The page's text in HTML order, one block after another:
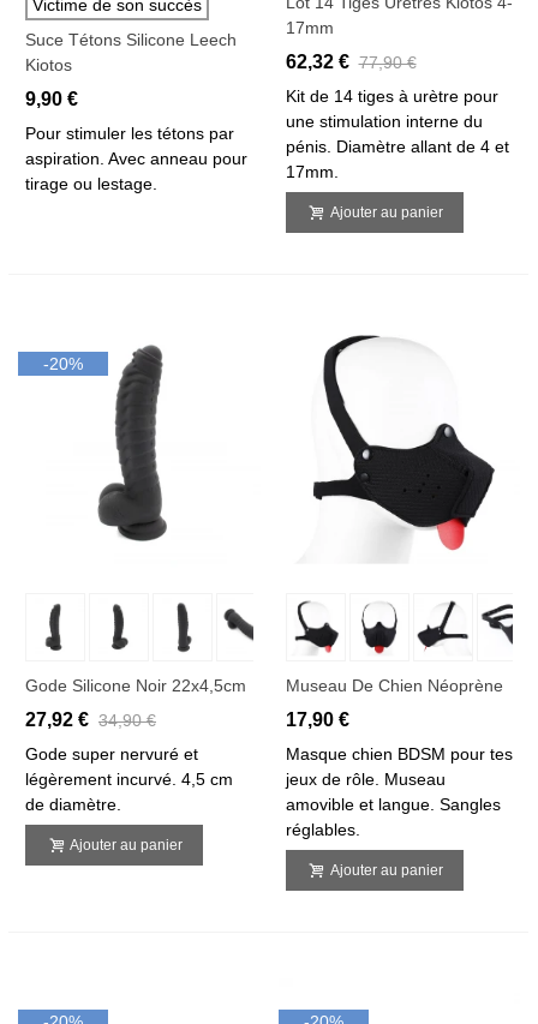
Victime de son succès
Suce Tétons Silicone Leech
Kiotos
9,90 €
Pour stimuler les tétons par
aspiration. Avec anneau pour
tirage ou lestage.
17mm
62,32 € 77,90 €
Kit de 14 tiges à urètre pour
une stimulation interne du
pénis. Diamètre allant de 4 et
17mm.
Ajouter au panier
-20%
Gode Silicone Noir 22x4,5cm
27,92 € 34,90 €
Gode super nervuré et
légèrement incurvé. 4,5 cm
de diamètre.
Ajouter au panier
Museau De Chien Néoprène
17,90 €
Masque chien BDSM pour tes
jeux de rôle. Museau
amovible et langue. Sangles
réglables.
Ajouter au panier